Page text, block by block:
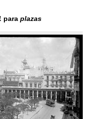
para plazas